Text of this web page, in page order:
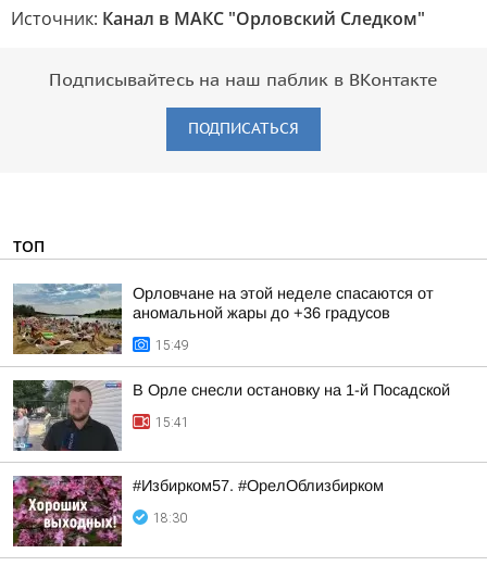
Источник: Канал в МАКС "Орловский Следком"
Подписывайтесь на наш паблик в ВКонтакте
ПОДПИСАТЬСЯ
ТОП
Орловчане на этой неделе спасаются от
аномальной жары до +36 градусов
15:49
В Орле снесли остановку на 1-й Посадской
15:41
#Избирком57. #ОрелОблизбирком
18:30